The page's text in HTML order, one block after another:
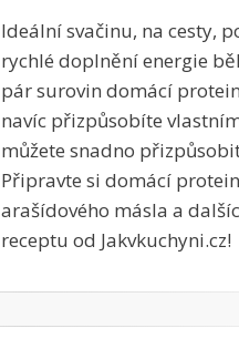
Ideální svačinu, na cesty,
rychlé doplnění energie
pár surovin domácí
navíc přizpůsobíte
můžete snadno
Připravte si domácí
arašídového másla a
receptu od Jakvkuchyni.cz!